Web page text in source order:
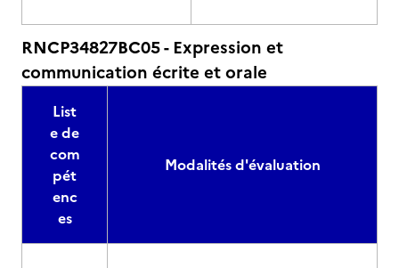
RNCP34827BC05 - Expression et
communication écrite et orale
List
e de
com
pét
enc
es
Modalités d'évaluation